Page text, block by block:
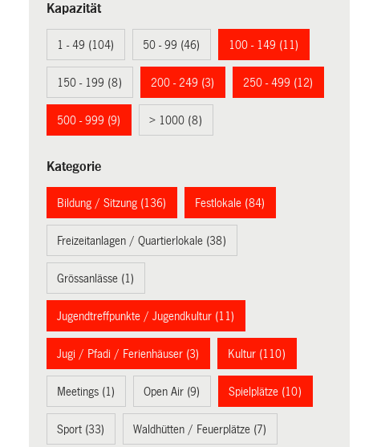
Kapazität
1 - 49 (104) 50 - 99 (46) 100 - 149 (11)
150 - 199 (8) 200 - 249 (3) 250 - 499 (12)
500 - 999 (9) > 1000 (8)
Kategorie
Bildung / Sitzung (136) Festlokale (84)
Freizeitanlagen / Quartierlokale (38)
Grössanlässe (1)
Jugendtreffpunkte / Jugendkultur (11)
Jugi / Pfadi / Ferienhäuser (3) Kultur (110)
Meetings (1) Open Air (9) Spielplätze (10)
Sport (33) Waldhütten / Feuerplätze (7)